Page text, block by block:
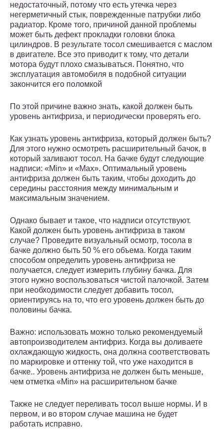
недостаточный, потому что есть утечка через
негерметичный стык, поврежденные патрубки либо
радиатор. Кроме того, причиной данной проблемы
может быть дефект прокладки головки блока
цилиндров. В результате тосол смешивается с маслом
в двигателе. Все это приводит к тому, что детали
мотора будут плохо смазываться. Понятно, что
эксплуатация автомобиля в подобной ситуации
закончится его поломкой
По этой причине важно знать, какой должен быть
уровень антифриза, и периодически проверять его.
Как узнать уровень антифриза, который должен быть?
Для этого нужно осмотреть расширительный бачок, в
который заливают тосол. На бачке будут следующие
надписи: «Min» и «Max». Оптимальный уровень
антифриза должен быть таким, чтобы доходить до
середины расстояния между минимальным и
максимальным значением.
Однако бывает и такое, что надписи отсутствуют.
Какой должен быть уровень антифриза в таком
случае? Проведите визуальный осмотр, тосола в
бачке должно быть 50 % его объема. Когда таким
способом определить уровень антифриза не
получается, следует измерить глубину бачка. Для
этого нужно воспользоваться чистой палочкой. Затем
при необходимости следует добавить тосол,
ориентируясь на то, что его уровень должен быть до
половины бачка.
Важно: использовать можно только рекомендуемый
автопроизводителем антифриз. Когда вы доливаете
охлаждающую жидкость, она должна соответствовать
по маркировке и оттенку той, что уже находится в
бачке.. Уровень антифриза не должен быть меньше,
чем отметка «Min» на расширительном бачке
Также не следует переливать тосол выше нормы. И в
первом, и во втором случае машина не будет
работать исправно.